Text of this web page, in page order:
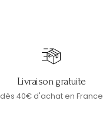
Livraison gratuite
dès 40€ d'achat en France